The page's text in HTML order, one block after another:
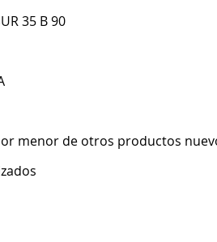
35 B 90
menor de otros productos